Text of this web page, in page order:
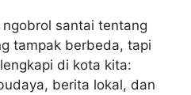
santai tentang
tampak berbeda, tapi
di kota kita:
berita lokal, dan